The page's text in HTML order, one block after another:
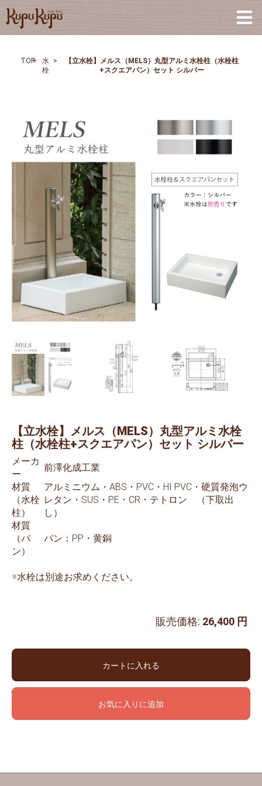
TOP
>
水
栓
>
【立水栓】メルス（MELS）丸型アルミ水栓柱（水栓柱
+スクエアパン）セット シルバー
【立水栓】メルス（MELS）丸型アルミ水栓
柱（水栓柱+スクエアパン）セット シルバー
メーカ
ー
前澤化成工業
材質
（水栓
柱）
アルミニウム・ABS・PVC・HI PVC・硬質発泡ウ
レタン・SUS・PE・CR・テトロン （下取出
し）
材質
（パ
ン）
パン：PP・黄銅
※水栓は別途お求めください。
販売価格: 26,400 円
カートに入れる
お気に入りに追加